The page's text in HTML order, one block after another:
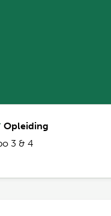
Opleiding
3 & 4